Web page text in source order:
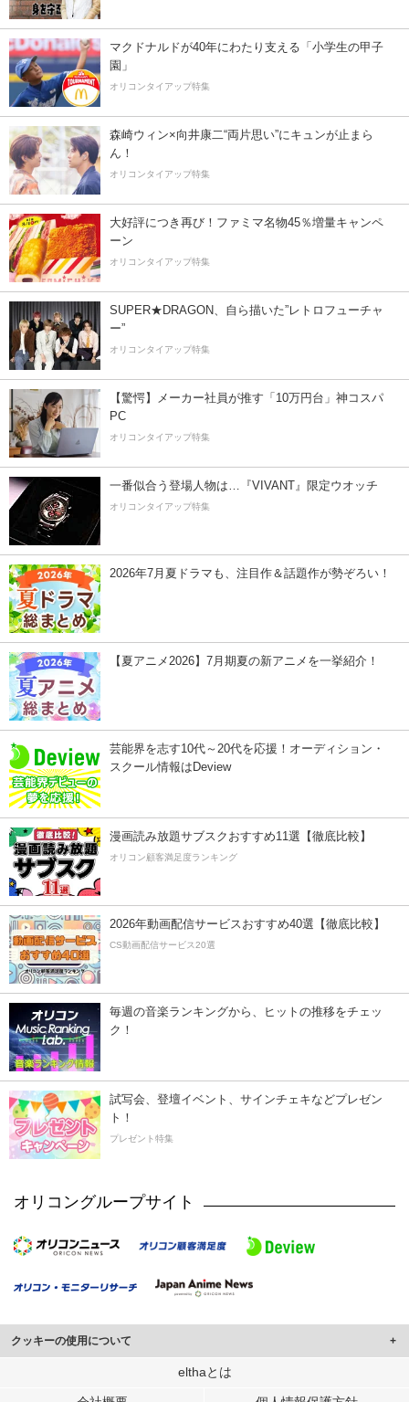
マクドナルドが40年にわたり支える「小学生の甲子
園」
オリコンタイアップ特集
森崎ウィン×向井康二“両片思い”にキュンが止まら
ん！
オリコンタイアップ特集
大好評につき再び！ファミマ名物45％増量キャンペ
ーン
オリコンタイアップ特集
SUPER★DRAGON、自ら描いた”レトロフューチャ
ー”
オリコンタイアップ特集
【驚愕】メーカー社員が推す「10万円台」神コスパ
PC
オリコンタイアップ特集
一番似合う登場人物は…『VIVANT』限定ウオッチ
オリコンタイアップ特集
2026年7月夏ドラマも、注目作＆話題作が勢ぞろい！
【夏アニメ2026】7月期夏の新アニメを一挙紹介！
芸能界を志す10代～20代を応援！オーディション・
スクール情報はDeview
漫画読み放題サブスクおすすめ11選【徹底比較】
オリコン顧客満足度ランキング
2026年動画配信サービスおすすめ40選【徹底比較】
CS動画配信サービス20選
毎週の音楽ランキングから、ヒットの推移をチェッ
ク！
試写会、登壇イベント、サインチェキなどプレゼン
ト！
プレゼント特集
オリコングループサイト
クッキーの使用について
このサイトでは Cookie を使用して、ユーザーに合わせたコンテンツや広告の
elthaとは